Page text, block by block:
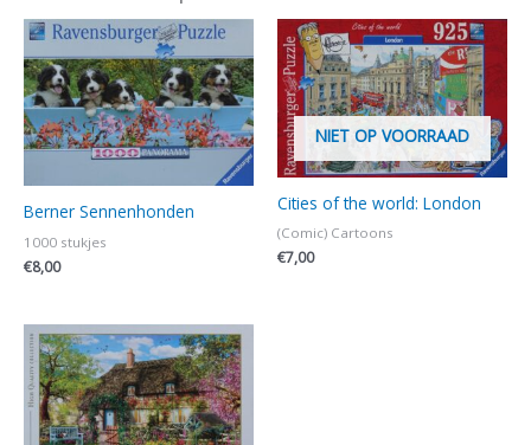
Berner Sennenhonden
1000 stukjes
€8,00
NIET OP VOORRAAD
Cities of the world: London
(Comic) Cartoons
€7,00